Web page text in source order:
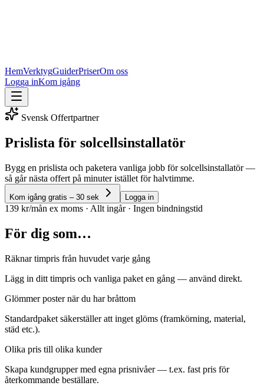
HemVerktygGuiderPriserOm oss
Logga inKom igång
Svensk Offertpartner
Prislista för solcellsinstallatör
Bygg en prislista och paketera vanliga jobb för solcellsinstallatör —
så går nästa offert på minuter istället för halvtimme.
Kom igång gratis – 30 sek Logga in
139 kr/mån ex moms · Allt ingår · Ingen bindningstid
För dig som…
Räknar timpris från huvudet varje gång
Lägg in ditt timpris och vanliga paket en gång — använd direkt.
Glömmer poster när du har bråttom
Standardpaket säkerställer att inget glöms (framkörning, material,
städ etc.).
Olika pris till olika kunder
Skapa kundgrupper med egna prisnivåer — t.ex. fast pris för
återkommande beställare.